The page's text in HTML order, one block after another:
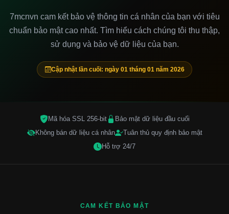
7mcnvn cam kết bảo vệ thông tin cá nhân của bạn với tiêu
chuẩn bảo mật cao nhất. Tìm hiểu cách chúng tôi thu thập,
sử dụng và bảo vệ dữ liệu của bạn.
Cập nhật lần cuối: ngày 01 tháng 01 năm 2026
Mã hóa SSL 256-bit
Bảo mật dữ liệu đầu cuối
Không bán dữ liệu cá nhân
Tuân thủ quy định bảo mật
Hỗ trợ 24/7
CAM KẾT BẢO MẬT